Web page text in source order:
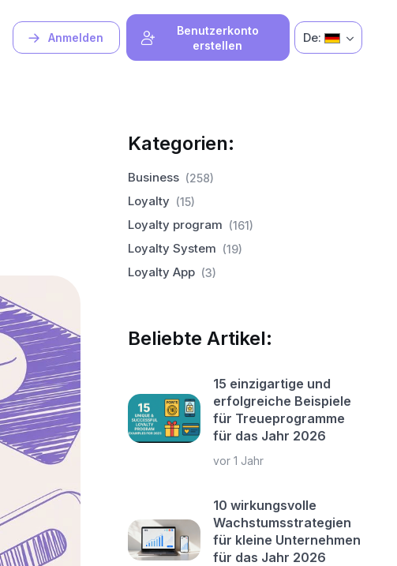
Anmelden
Benutzerkonto
erstellen
De:
Kategorien:
Business (258)
Loyalty (15)
Loyalty program (161)
Loyalty System (19)
Loyalty App (3)
Beliebte Artikel:
15 einzigartige und
erfolgreiche Beispiele
für Treueprogramme
für das Jahr 2026
vor 1 Jahr
10 wirkungsvolle
Wachstumsstrategien
für kleine Unternehmen
für das Jahr 2026